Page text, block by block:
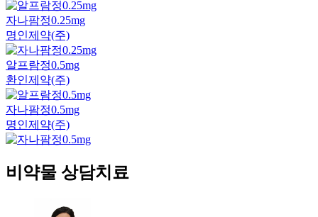
자나팜정0.25mg
명인제약(주)
알프람정0.5mg
환인제약(주)
자나팜정0.5mg
명인제약(주)
비약물 상담치료